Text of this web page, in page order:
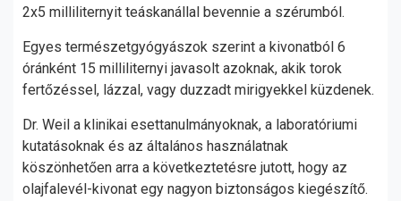
2x5 milliliternyit teáskanállal bevennie a szérumból.
Egyes természetgyógyászok szerint a kivonatból 6
óránként 15 milliliternyi javasolt azoknak, akik torok
fertőzéssel, lázzal, vagy duzzadt mirigyekkel küzdenek.
Dr. Weil a klinikai esettanulmányoknak, a laboratóriumi
kutatásoknak és az általános használatnak
köszönhetően arra a következtetésre jutott, hogy az
olajfalevél-kivonat egy nagyon biztonságos kiegészítő.